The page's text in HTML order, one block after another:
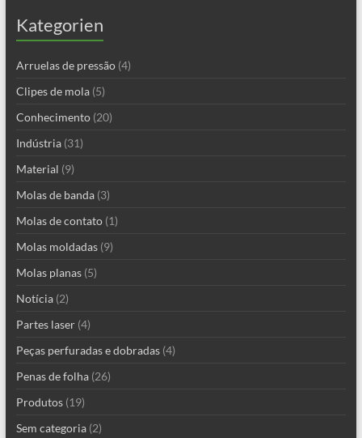
Kategorien
Arruelas de pressão(4)
Clipes de mola(5)
Conhecimento(20)
Indústria(31)
Material (9)
Molas de banda(3)
Molas de contato(1)
Molas moldadas(9)
Molas planas(5)
Notícia(2)
Partes laser(4)
Peças perfuradas e dobradas(4)
Penas de folha(26)
Produtos(19)
Sem categoria(2)